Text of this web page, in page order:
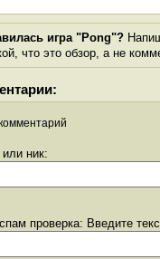
игра "Pong"?
что это обзор, а не
ник:
проверка: Введите